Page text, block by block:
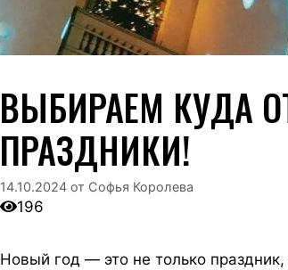
ВЫБИРАЕМ КУДА
ПРАЗДНИКИ!
14.10.2024 от Софья Королева
196
Новый год — это не только